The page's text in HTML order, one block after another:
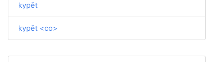
kypět
kypět <co>